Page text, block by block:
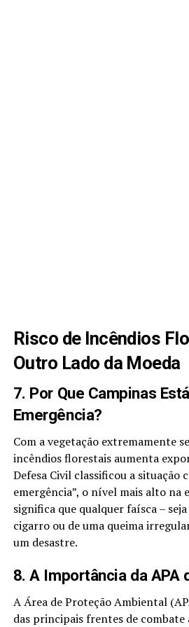
Risco de Incêndios
Outro Lado da Moeda
7. Por Que Campinas
Emergência?
Com a vegetação extremamente
incêndios florestais aumenta
Defesa Civil classificou a situação
emergência”, o nível mais alto na
significa que qualquer faísca –
cigarro ou de uma queima
um desastre.
8. A Importância da APA
A Área de Proteção Ambiental
das principais frentes de combate